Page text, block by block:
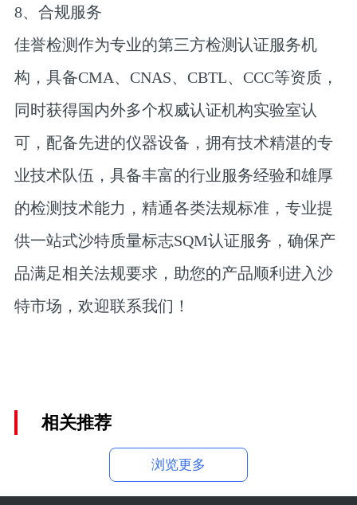
8、合规服务
佳誉检测作为专业的第三方检测认证服务机
构，具备CMA、CNAS、CBTL、CCC等资质，
同时获得国内外多个权威认证机构实验室认
可，配备先进的仪器设备，拥有技术精湛的专
业技术队伍，具备丰富的行业服务经验和雄厚
的检测技术能力，精通各类法规标准，专业提
供一站式沙特质量标志SQM认证服务，确保产
品满足相关法规要求，助您的产品顺利进入沙
特市场，欢迎联系我们！
相关推荐
浏览更多